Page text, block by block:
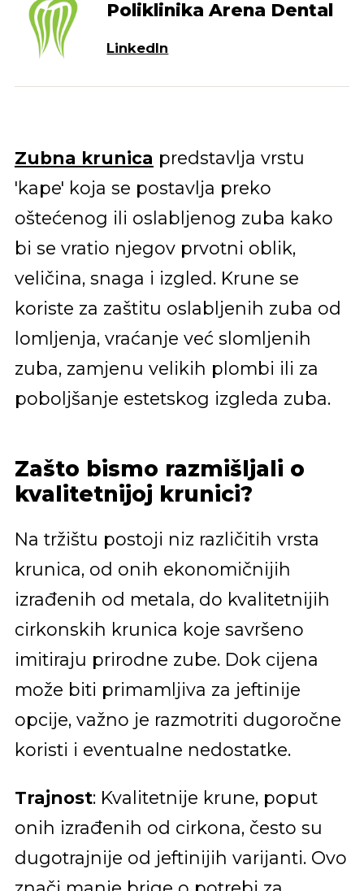
Poliklinika Arena Dental
LinkedIn
Zubna krunica predstavlja vrstu
'kape' koja se postavlja preko
oštećenog ili oslabljenog zuba kako
bi se vratio njegov prvotni oblik,
veličina, snaga i izgled. Krune se
koriste za zaštitu oslabljenih zuba od
lomljenja, vraćanje već slomljenih
zuba, zamjenu velikih plombi ili za
poboljšanje estetskog izgleda zuba.
Zašto bismo razmišljali o
kvalitetnijoj krunici?
Na tržištu postoji niz različitih vrsta
krunica, od onih ekonomičnijih
izrađenih od metala, do kvalitetnijih
cirkonskih krunica koje savršeno
imitiraju prirodne zube. Dok cijena
može biti primamljiva za jeftinije
opcije, važno je razmotriti dugoročne
koristi i eventualne nedostatke.
Trajnost: Kvalitetnije krune, poput
onih izrađenih od cirkona, često su
dugotrajnije od jeftinijih varijanti. Ovo